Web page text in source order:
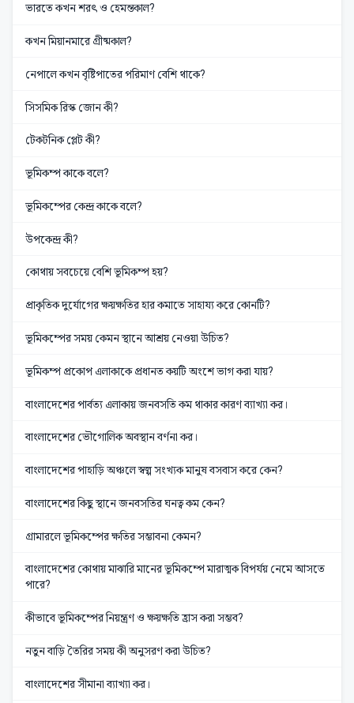
ভারতে কখন শরৎ ও হেমন্তকাল?
কখন মিয়ানমারে গ্রীষ্মকাল?
নেপালে কখন বৃষ্টিপাতের পরিমাণ বেশি থাকে?
সিসমিক রিস্ক জোন কী?
টেকটনিক প্লেট কী?
ভূমিকম্প কাকে বলে?
ভূমিকম্পের কেন্দ্র কাকে বলে?
উপকেন্দ্র কী?
কোথায় সবচেয়ে বেশি ভূমিকম্প হয়?
প্রাকৃতিক দুর্যোগের ক্ষয়ক্ষতির হার কমাতে সাহায্য করে কোনটি?
ভূমিকম্পের সময় কেমন স্থানে আশ্রয় নেওয়া উচিত?
ভূমিকম্প প্রকোপ এলাকাকে প্রধানত কয়টি অংশে ভাগ করা যায়?
বাংলাদেশের পার্বত্য এলাকায় জনবসতি কম থাকার কারণ ব্যাখ্যা কর।
বাংলাদেশের ভৌগোলিক অবস্থান বর্ণনা কর।
বাংলাদেশের পাহাড়ি অঞ্চলে স্বল্প সংখ্যক মানুষ বসবাস করে কেন?
বাংলাদেশের কিছু স্থানে জনবসতির ঘনত্ব কম কেন?
গ্রামারলে ভূমিকম্পের ক্ষতির সম্ভাবনা কেমন?
বাংলাদেশের কোথায় মাঝারি মানের ভূমিকম্পে মারাত্মক বিপর্যয় নেমে আসতে
পারে?
কীভাবে ভূমিকম্পের নিয়ন্ত্রণ ও ক্ষয়ক্ষতি হ্রাস করা সম্ভব?
নতুন বাড়ি তৈরির সময় কী অনুসরণ করা উচিত?
বাংলাদেশের সীমানা ব্যাখ্যা কর।